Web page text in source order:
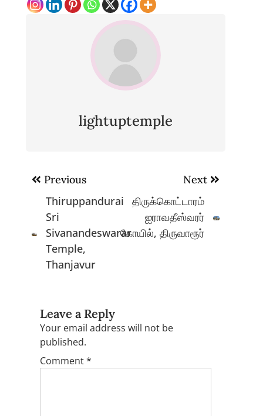
lightuptemple
Post
navigation
Previous
Thiruppandurai
Sri
Sivanandeswarar
Temple,
Thanjavur
Next
திருக்கொட்டாரம்
ஐராவதீஸ்வரர்
கோயில், திருவாரூர்
Leave a Reply
Your email address will not be
published.
Comment*